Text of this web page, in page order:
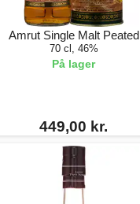
Amrut Single Malt Peated
70 cl, 46%
På lager
449,00 kr.